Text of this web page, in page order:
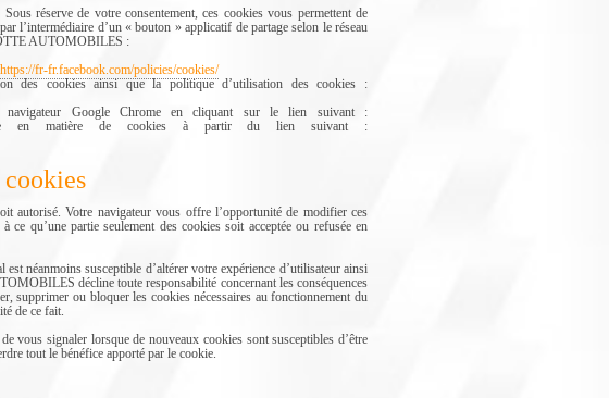
réserve de votre consentement, ces cookies vous permettent de
l’intermédiaire d’un « bouton » applicatif de partage selon le réseau
AUTOMOBILES :
https://fr-fr.facebook.com/policies/cookies/
des cookies ainsi que la politique d’utilisation des cookies :
Google Chrome en cliquant sur le lien suivant :
en matière de cookies à partir du lien suivant :
cookies
autorisé. Votre navigateur vous offre l’opportunité de modifier ces
ce qu’une partie seulement des cookies soit acceptée ou refusée en
néanmoins susceptible d’altérer votre expérience d’utilisateur ainsi
décline toute responsabilité concernant les conséquences
supprimer ou bloquer les cookies nécessaires au fonctionnement du
de ce fait.
vous signaler lorsque de nouveaux cookies sont susceptibles d’être
tout le bénéfice apporté par le cookie.